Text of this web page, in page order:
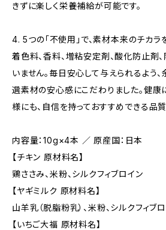
きずに楽しく栄養補給が可能です。
4. 5つの「不使用」で、素材本来のチカラ
着色料、香料、増粘安定剤、酸化防止剤
いません。毎日安心して与えられるよう
選素材の安心感にこだわりました。健
様にも、自信を持っておすすめできる品質
内容量：10g×4本 ／ 原産国：日本
【チキン 原材料名】
鶏ささみ、米粉、シルクフィブロイン
【ヤギミルク 原材料名】
山羊乳（脱脂粉乳）、米粉、シルクフィブ
【いちご大福 原材料名】